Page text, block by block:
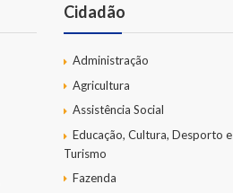
Cidadão
Administração
Agricultura
Assistência Social
Educação, Cultura, Desporto e
Turismo
Fazenda